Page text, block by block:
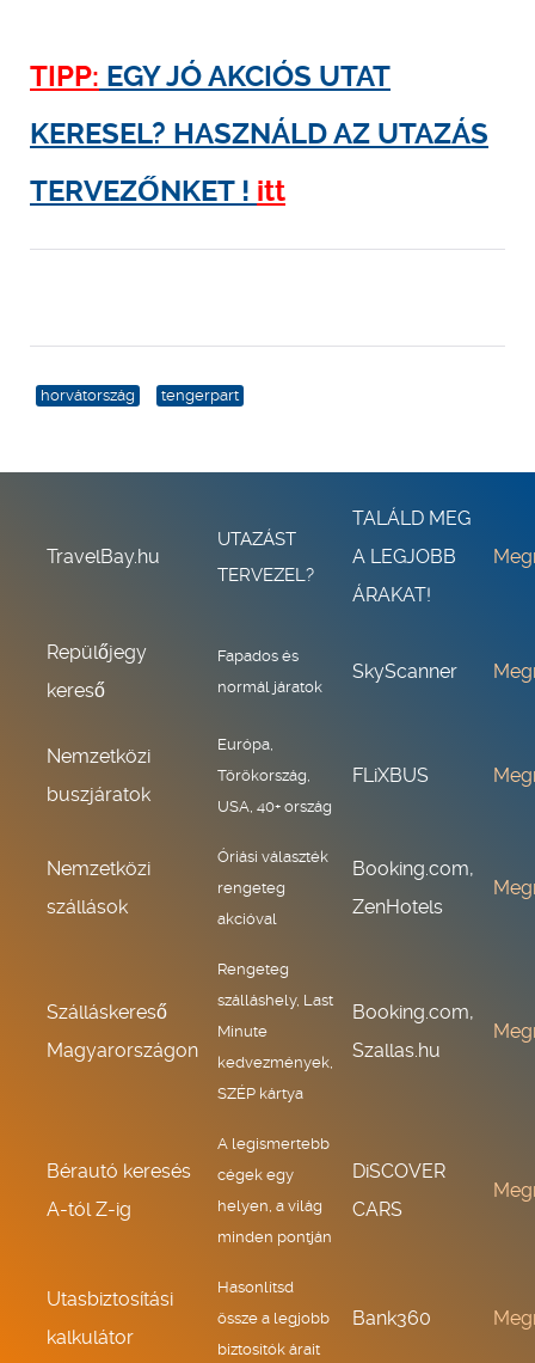
TIPP: EGY JÓ AKCIÓS UTAT
KERESEL? HASZNÁLD AZ UTAZÁS
TERVEZŐNKET ! itt
horvátország tengerpart
TravelBay.hu
UTAZÁST
TERVEZEL?
TALÁLD MEG
A LEGJOBB
ÁRAKAT!
Repülőjegy
kereső
Fapados és
normál járatok
SkyScanner
Nemzetközi
buszjáratok
Európa,
Törökország,
USA, 40+ ország
FLiXBUS
Nemzetközi
szállások
Óriási választék
rengeteg
akcióval
Booking.com,
ZenHotels
Szálláskereső
Magyarországon
Rengeteg
szálláshely, Last
Minute
kedvezmények,
SZÉP kártya
Booking.com,
Szallas.hu
Bérautó keresés
A-tól Z-ig
A legismertebb
cégek egy
helyen, a világ
minden pontján
DiSCOVER
CARS
Utasbiztosítási
kalkulátor
Hasonlítsd
össze a legjobb
biztosítók árait
Bank360